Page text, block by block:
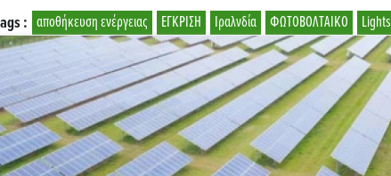
ΦΩΤΟΒΟΛΤΑΙΚΟ
Ιραλνδία
ΕΓΚΡΙΣΗ
αποθήκευση ενέργειας
: